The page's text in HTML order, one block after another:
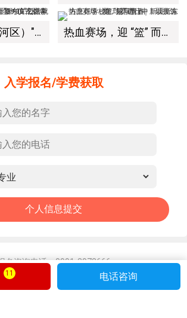
经开区（头屯河区）"3+10"公共就业服务进校园暨新疆新东方烹饪学校人才双选会+校企签约仪式圆满举行 热血赛场，迎 “篮” 而上｜新疆新东方烹饪学校篮球赛进行中！以技筑梦，乐享青春
入学报名/学费获取
名咨询电话：0991-3972666
案号：皖ICP备11017436号-4
：新疆新东方烹饪培训学校有限公司
11 电话咨询